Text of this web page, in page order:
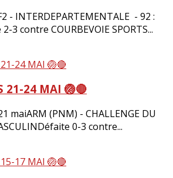
- INTERDEPARTEMENTALE - 92 :
3 contre COURBEVOIE SPORTS...
21-24 MAI 🏐🔴
maiARM (PNM) - CHALLENGE DU
0-3 contre...